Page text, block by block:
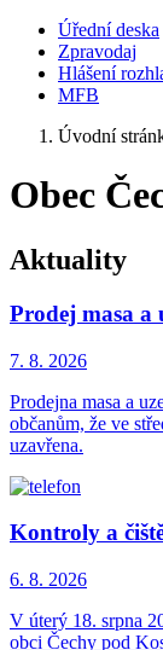
Úřední deska
Zpravodaj
Hlášení
MFB
Úvodní
Obec
Aktuality
Prodej masa a
7. 8. 2026
Prodejna masa a
občanům, že ve
uzavřena.
Kontroly a
6. 8. 2026
V úterý 18. srpna
obci Čechy pod